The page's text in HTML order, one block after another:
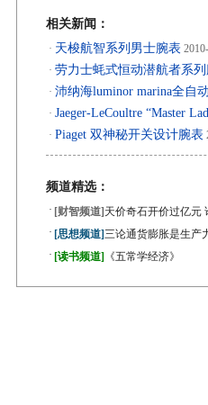
相关新闻：
· 天梭航智系列男士腕表
· 劳力士蚝式恒动潜航者系
· 沛纳海luminor marina全自
· Jaeger-LeCoultre “Master
· Piaget 双神秘开关设计腕表
频道精选：
· [财智频道] 天价奇石开价过亿元
· [思想频道]三论通货膨胀是生产
· [读书频道] 《五常学经济》